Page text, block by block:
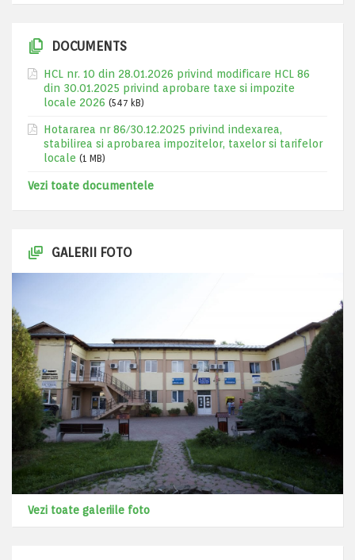
DOCUMENTS
HCL nr. 10 din 28.01.2026 privind modificare HCL 86
din 30.01.2025 privind aprobare taxe si impozite
locale 2026 (547 kB)
Hotararea nr 86/30.12.2025 privind indexarea,
stabilirea si aprobarea impozitelor, taxelor si tarifelor
locale (1 MB)
Vezi toate documentele
GALERII FOTO
Vezi toate galeriile foto